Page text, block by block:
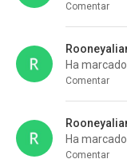
Comentar
Ha
Comentar
Ha
Comentar